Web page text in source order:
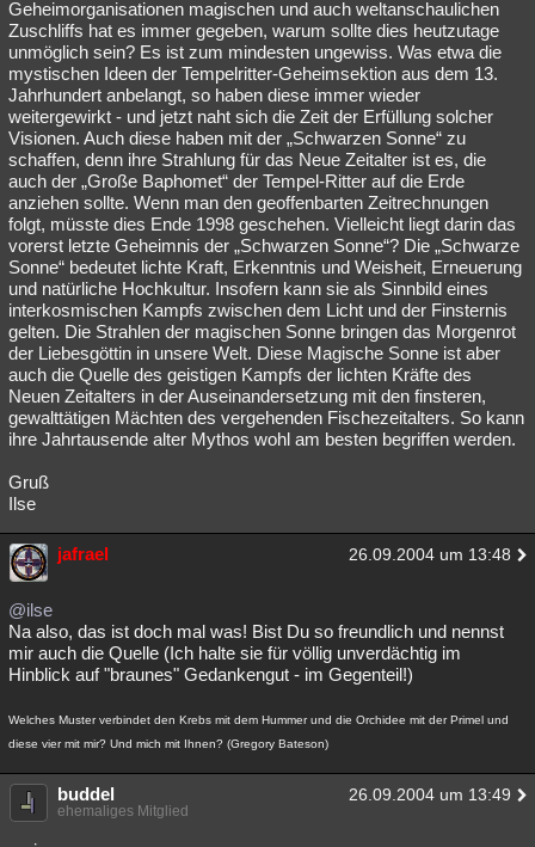
Gruß
Ilse
jafrael 26.09.2004 um 13:48
@ilse
Na also, das ist doch mal was! Bist Du so freundlich und nennst
mir auch die Quelle (Ich halte sie für völlig unverdächtig im
Hinblick auf "braunes" Gedankengut - im Gegenteil!)
Welches Muster verbindet den Krebs mit dem Hummer und die Orchidee mit der Primel und
diese vier mit mir? Und mich mit Ihnen? (Gregory Bateson)
buddel 26.09.2004 um 13:49
ehemaliges Mitglied